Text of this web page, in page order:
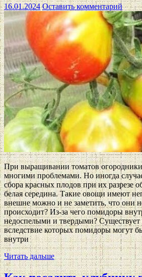
16.01.2024 Оставить комментарий
При выращивании томатов огородники
многими проблемами. Но иногда
сбора красных плодов при их разрезе
белая середина. Такие овощи имеют
внешне можно и не заметить, что они
происходит? Из-за чего помидоры
недоспелыми и твердыми? Существует
вследствие которых помидоры могут
внутри
Читать дальше